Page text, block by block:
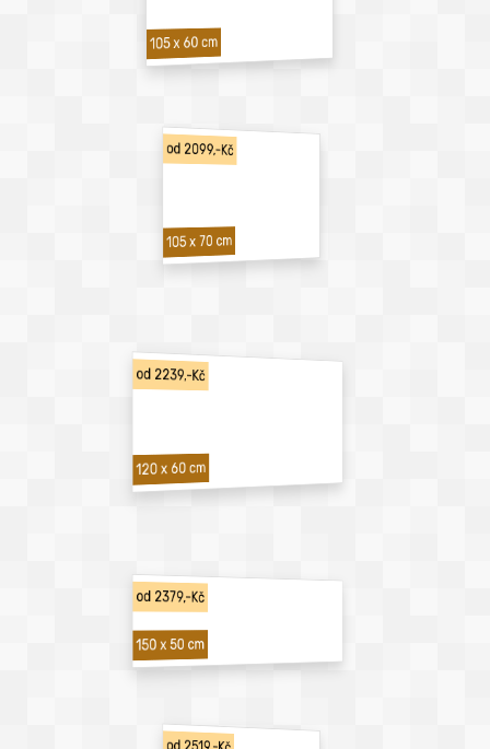
105 x 60 cm
od 2099,-Kč
105 x 70 cm
od 2239,-Kč
120 x 60 cm
od 2379,-Kč
150 x 50 cm